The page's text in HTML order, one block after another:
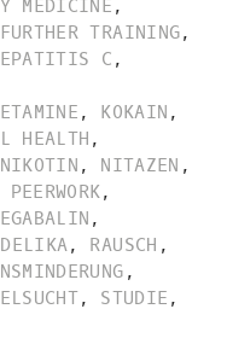
MEDICINE ,
FURTHER TRAINING,
C ,
, KOKAIN ,
HEALTH ,
NIKOTIN , NITAZEN ,
PEERWORK,
,
, RAUSCH ,
,
, STUDIE ,